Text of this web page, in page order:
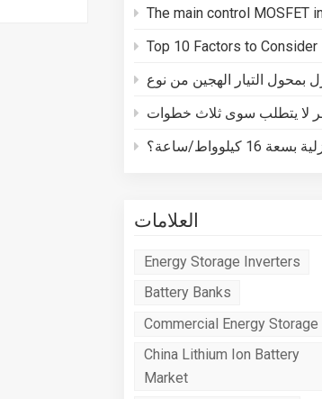
The main control MOSFET in energy storage batteries plays three core roles in
Top 10 Factors to Consider Before Buying a Energy
الطاقة المنزلية بسعة 16 كيلوواط/ساعة؟
العلامات
Energy Storage Inverters
Battery Banks
Commercial Energy Storage
China Lithium Ion Battery
Market